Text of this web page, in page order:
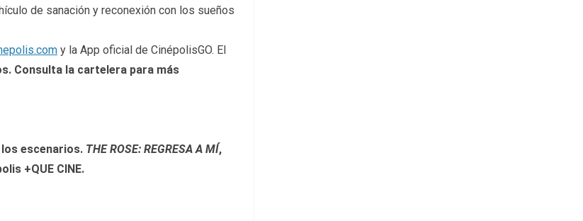
de sanación y reconexión con los sueños
y la App oficial de CinépolisGO. El
Consulta la cartelera para más
escenarios. THE ROSE: REGRESA A MÍ,
+QUE CINE.